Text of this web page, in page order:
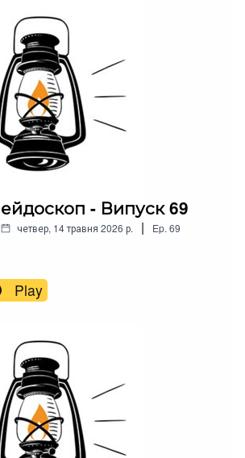
- Випуск 69
четвер, 14 травня 2026 р. | Ep. 69
Play